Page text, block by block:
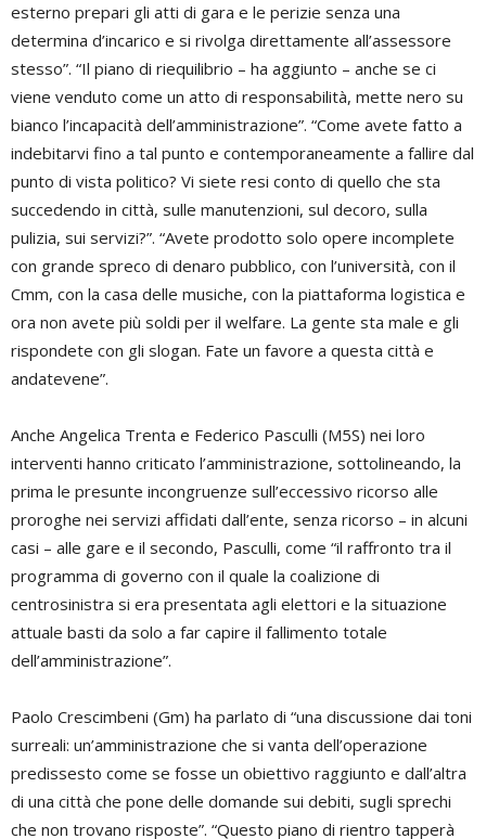
esterno prepari gli atti di gara e le perizie senza una
determina d’incarico e si rivolga direttamente all’assessore
stesso”. “Il piano di riequilibrio – ha aggiunto – anche se ci
viene venduto come un atto di responsabilità, mette nero su
bianco l’incapacità dell’amministrazione”. “Come avete fatto a
indebitarvi fino a tal punto e contemporaneamente a fallire dal
punto di vista politico? Vi siete resi conto di quello che sta
succedendo in città, sulle manutenzioni, sul decoro, sulla
pulizia, sui servizi?”. “Avete prodotto solo opere incomplete
con grande spreco di denaro pubblico, con l’università, con il
Cmm, con la casa delle musiche, con la piattaforma logistica e
ora non avete più soldi per il welfare. La gente sta male e gli
rispondete con gli slogan. Fate un favore a questa città e
andatevene”.
Anche Angelica Trenta e Federico Pasculli (M5S) nei loro
interventi hanno criticato l’amministrazione, sottolineando, la
prima le presunte incongruenze sull’eccessivo ricorso alle
proroghe nei servizi affidati dall’ente, senza ricorso – in alcuni
casi – alle gare e il secondo, Pasculli, come “il raffronto tra il
programma di governo con il quale la coalizione di
centrosinistra si era presentata agli elettori e la situazione
attuale basti da solo a far capire il fallimento totale
dell’amministrazione”.
Paolo Crescimbeni (Gm) ha parlato di “una discussione dai toni
surreali: un’amministrazione che si vanta dell’operazione
predissesto come se fosse un obiettivo raggiunto e dall’altra
di una città che pone delle domande sui debiti, sugli sprechi
che non trovano risposte”. “Questo piano di rientro tapperà